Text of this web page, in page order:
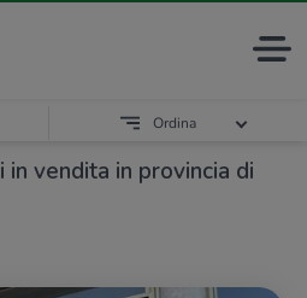
vendita in provincia di
Ordina